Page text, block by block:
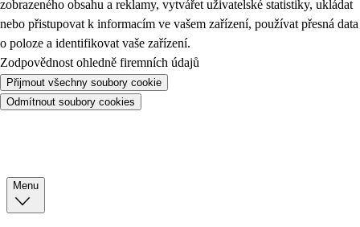
zobrazeného obsahu a reklamy, vytvářet uživatelské statistiky, ukládat
nebo přistupovat k informacím ve vašem zařízení, používat přesná data
o poloze a identifikovat vaše zařízení.
Zodpovědnost ohledně firemních údajů
Přijmout všechny soubory cookie
Odmítnout soubory cookies
Menu